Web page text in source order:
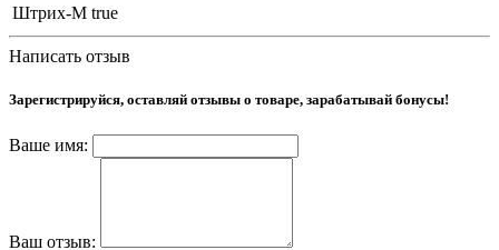
Штрих-М true
Написать отзыв
Зарегистрируйся, оставляй отзывы о товаре, зарабатывай бонусы!
Ваше имя:
Ваш отзыв: